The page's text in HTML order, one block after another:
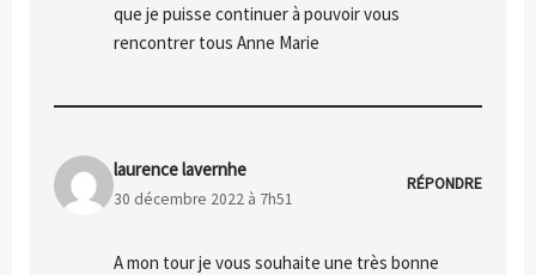
que je puisse continuer à pouvoir vous
rencontrer tous Anne Marie
laurence lavernhe
30 décembre 2022 à 7h51
RÉPONDRE
A mon tour je vous souhaite une très bonne